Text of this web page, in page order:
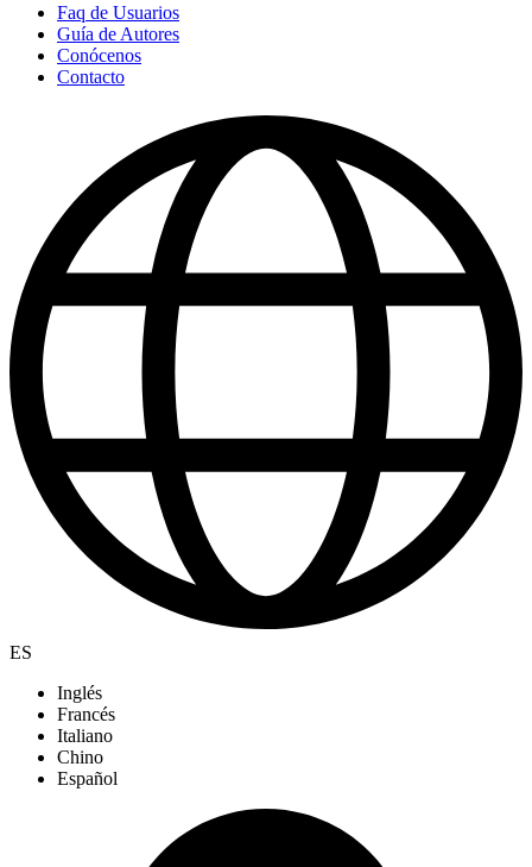
Faq de Usuarios
Guía de Autores
Conócenos
Contacto
ES
Inglés
Francés
Italiano
Chino
Español